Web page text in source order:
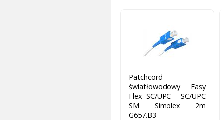
Patchcord
światłowodowy Easy
Flex SC/UPC - SC/UPC
SM Simplex 2m
G657.B3